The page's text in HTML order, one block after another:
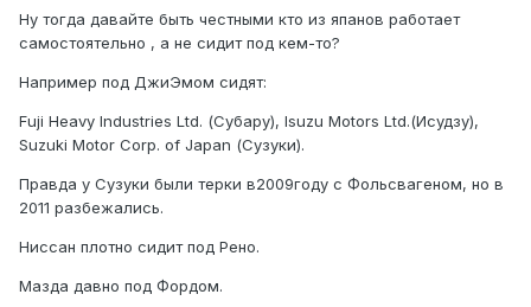
Ну тогда давайте быть честными кто из япанов работает
самостоятельно , а не сидит под кем-то?
Например под ДжиЭмом сидят:
Fuji Heavy Industries Ltd. (Субару), Isuzu Motors Ltd.(Исудзу),
Suzuki Motor Corp. of Japan (Сузуки).
Правда у Сузуки были терки в2009году с Фольсвагеном, но в
2011 разбежались.
Ниссан плотно сидит под Рено.
Мазда давно под Фордом.